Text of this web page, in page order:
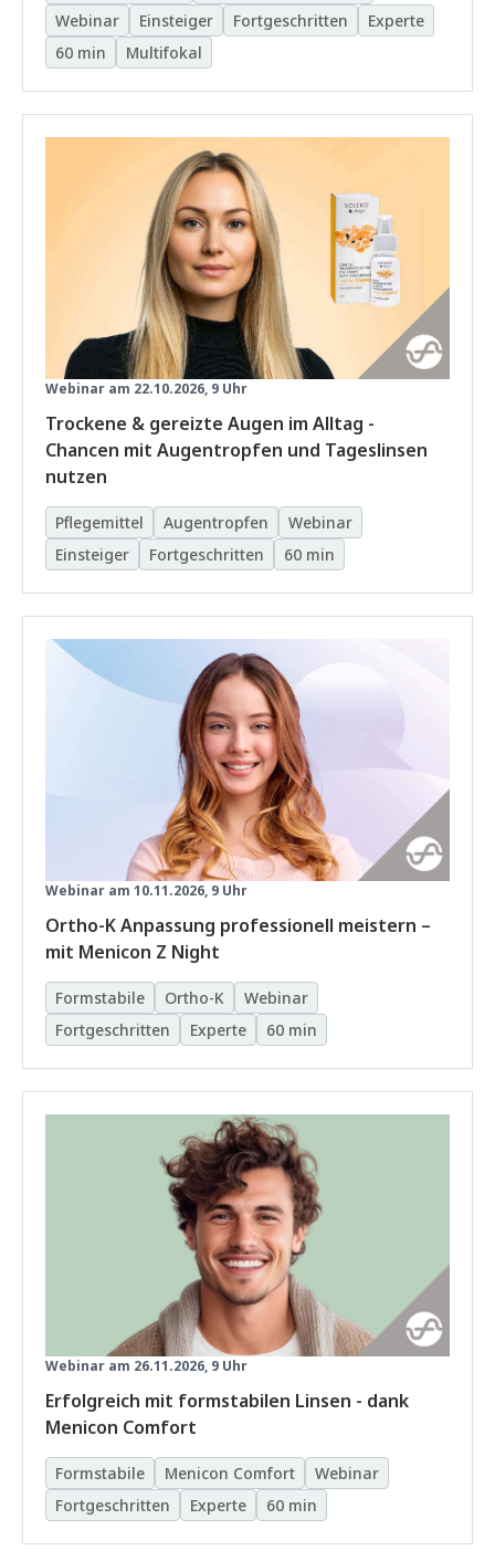
Webinar
Einsteiger Fortgeschritten
Experte
60 min
Multifokal
Webinar am 22.10.2026, 9 Uhr
Trockene & gereizte Augen im Alltag -
Chancen mit Augentropfen und Tageslinsen
nutzen
Pflegemittel Augentropfen
Webinar
Einsteiger
Fortgeschritten 60 min
Webinar am 10.11.2026, 9 Uhr
Ortho-K Anpassung professionell meistern –
mit Menicon Z Night
Formstabile Ortho-K
Webinar
Fortgeschritten
Experte 60 min
Webinar am 26.11.2026, 9 Uhr
Erfolgreich mit formstabilen Linsen - dank
Menicon Comfort
Formstabile Menicon Comfort
Webinar
Fortgeschritten
Experte 60 min